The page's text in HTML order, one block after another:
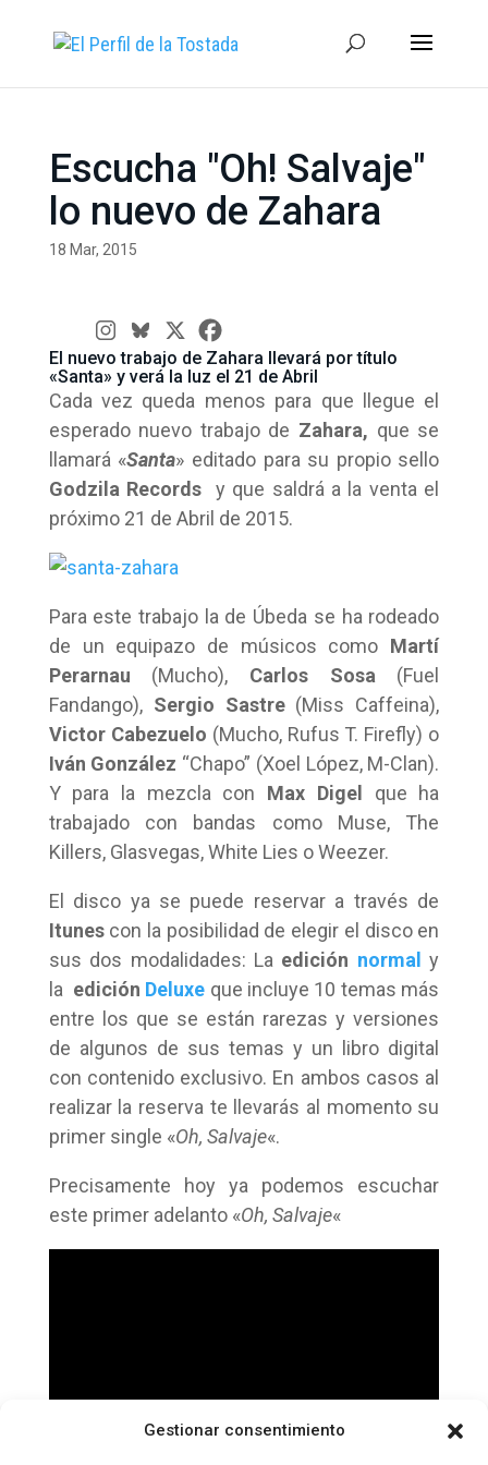
Gestionar consentimiento
Escucha "Oh! Salvaje"
lo nuevo de Zahara
18 Mar, 2015
El nuevo trabajo de Zahara llevará por título
«Santa» y verá la luz el 21 de Abril
Cada vez queda menos para que llegue el
esperado nuevo trabajo de Zahara, que se
llamará «Santa» editado para su propio sello
Godzila Records y que saldrá a la venta el
próximo 21 de Abril de 2015.
Para este trabajo la de Úbeda se ha rodeado
de un equipazo de músicos como Martí
Perarnau (Mucho), Carlos Sosa (Fuel
Fandango), Sergio Sastre(Miss Caffeina),
Victor Cabezuelo (Mucho, Rufus T. Firefly) o
Iván González “Chapo” (Xoel López, M-Clan).
Y para la mezcla con Max Digel
que ha
trabajado con bandas como Muse, The
Killers, Glasvegas, White Lies o Weezer.
El disco ya se puede reservar a través de
Itunescon la posibilidad de elegir el disco en
sus dos modalidades: La edición normal
y
la edición Deluxe que incluye 10 temas más
entre los que se están rarezas y versiones
de algunos de sus temas y un libro digital
con contenido exclusivo. En ambos casos al
realizar la reserva te llevarás al momento su
primer single «Oh, Salvaje«.
Precisamente hoy ya podemos escuchar
este primer adelanto «Oh, Salvaje«